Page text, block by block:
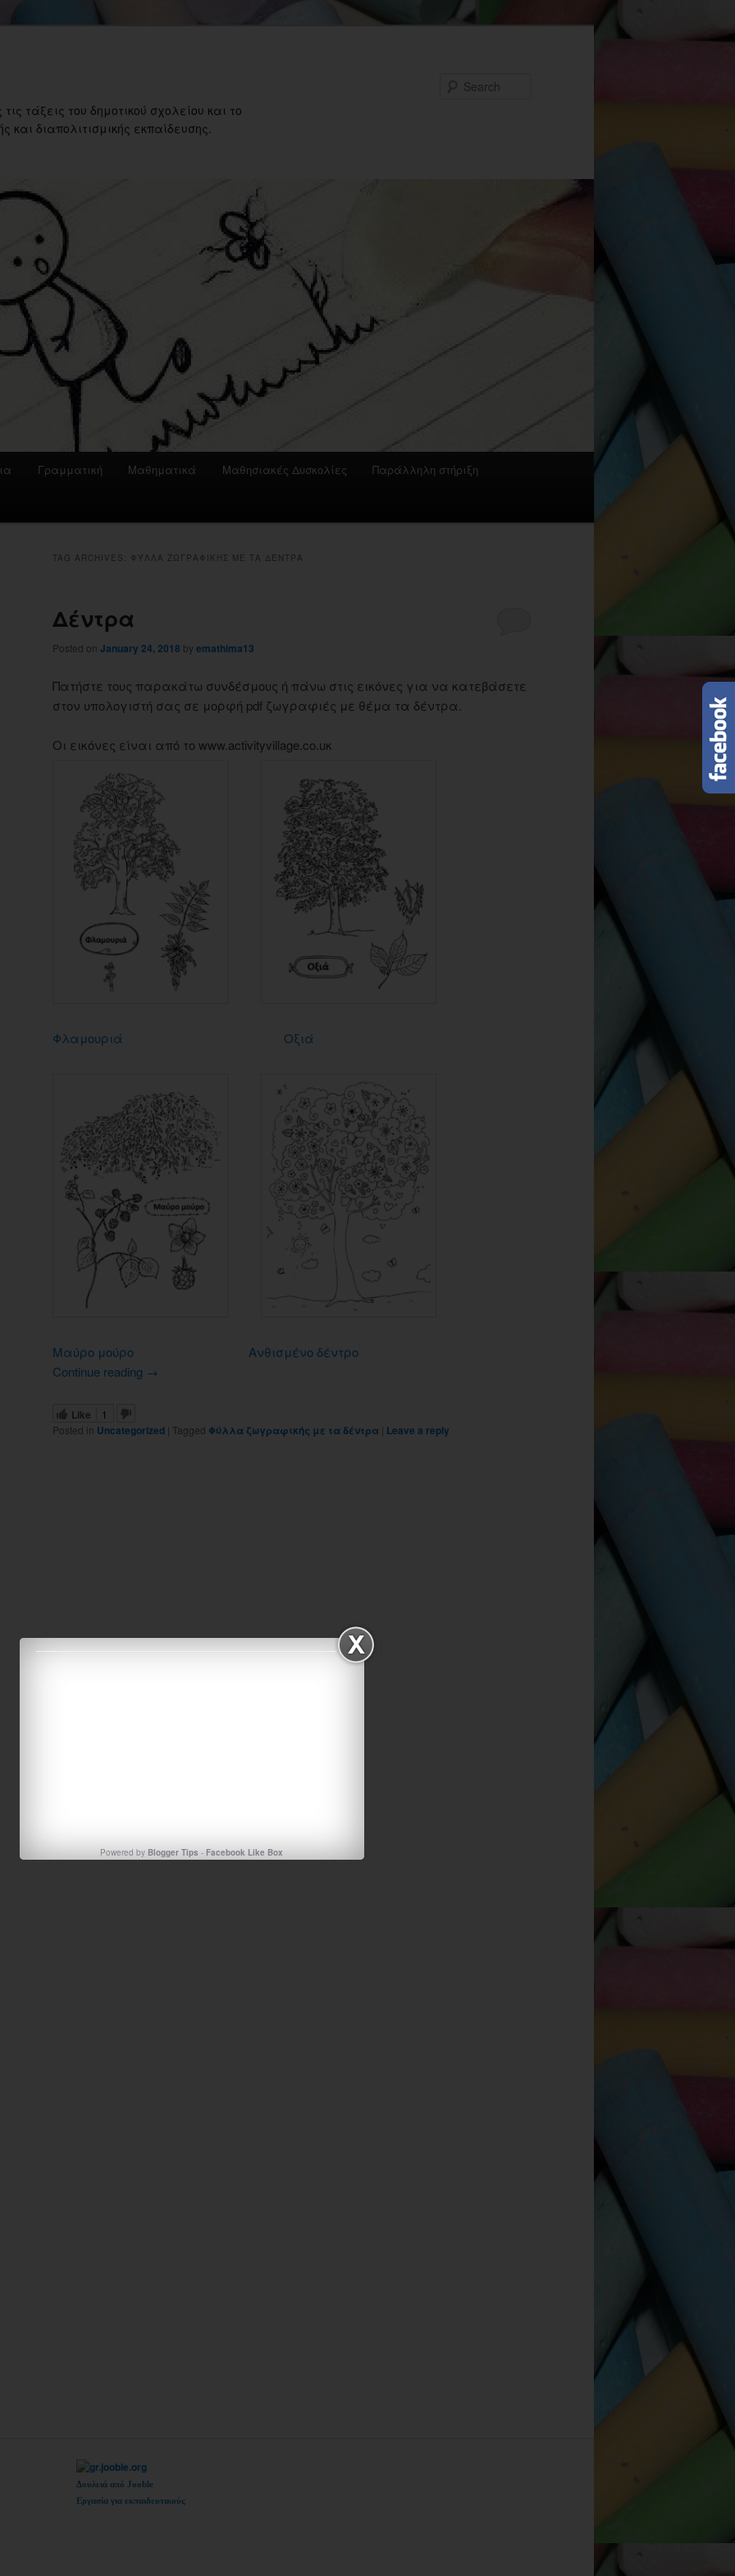
τάξεις του δημοτικού σχολείου και το
διαπολιτισμικής εκπαίδευσης.
Γραμματική Μαθηματικά Μαθησιακές Δυσκολίες Παράλληλη στήριξη
TAG ARCHIVES: ΦΎΛΛΑ ΖΩΓΡΑΦΙΚΉΣ ΜΕ ΤΑ ΔΈΝΤΡΑ
Δέντρα
Posted on January 24, 2018 by emathima13
Πατήστε τους παρακάτω συνδέσμους ή πάνω στις εικόνες για να κατεβάσετε
στον υπολογιστή σας σε μορφή pdf ζωγραφιές με θέμα τα δέντρα.
Οι εικόνες είναι από το www.activityvillage.co.uκ
Φλαμουριά Οξιά
Μαύρο μούρο
Ανθισμένο δέντρο
Continue reading →
Like
1
Posted in Uncategorized | Tagged Φύλλα ζωγραφικής με τα δέντρα | Leave a reply
Powered byBlogger Tips -Facebook Like Box
Δουλειά από Jooble
Εργασία για εκπαιδευτικούς